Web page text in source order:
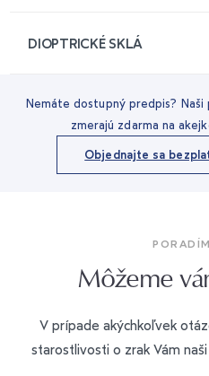
DIOPTRICKÉ SKLÁ
Nemáte dostupný predpis?
zmerajú zdarma na
Objednajte sa
Môžeme
V prípade akýchkoľvek
starostlivosti o zrak Vám